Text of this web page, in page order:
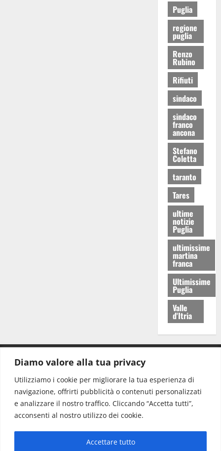
Diamo valore alla tua privacy
Utilizziamo i cookie per migliorare la tua esperienza di
navigazione, offrirti pubblicità o contenuti personalizzati
e analizzare il nostro traffico. Cliccando “Accetta tutti”,
acconsenti al nostro utilizzo dei cookie.
Accettare tutto
Puglia
regione
puglia
Renzo
Rubino
Rifiuti
sindaco
sindaco
franco
ancona
Stefano
Coletta
taranto
Tares
ultime
notizie
Puglia
ultimissime
martina
franca
Ultimissime
Puglia
Valle
d'Itria
Redazione: redazione@www.martinasera.it
Direttore:direttore@www.martinasera.it
Info & Commerciale:info@www.martinasera.it